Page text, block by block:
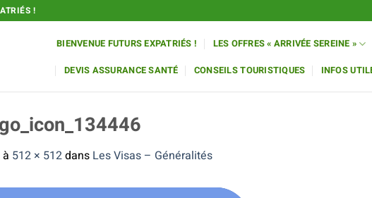
!
BIENVENUE FUTURS EXPATRIÉS ! LES OFFRES « ARRIVÉE SEREINE »
DEVIS ASSURANCE SANTÉ CONSEILS TOURISTIQUES INFOS
à 512 × 512dans Les Visas – Généralités